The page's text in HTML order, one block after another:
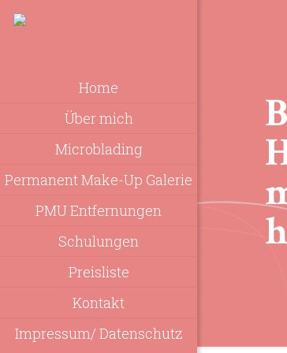
Home
Über mich
Microblading
Permanent Make-Up Galerie
PMU Entfernungen
Schulungen
Preisliste
Kontakt
Impressum/ Datenschutz